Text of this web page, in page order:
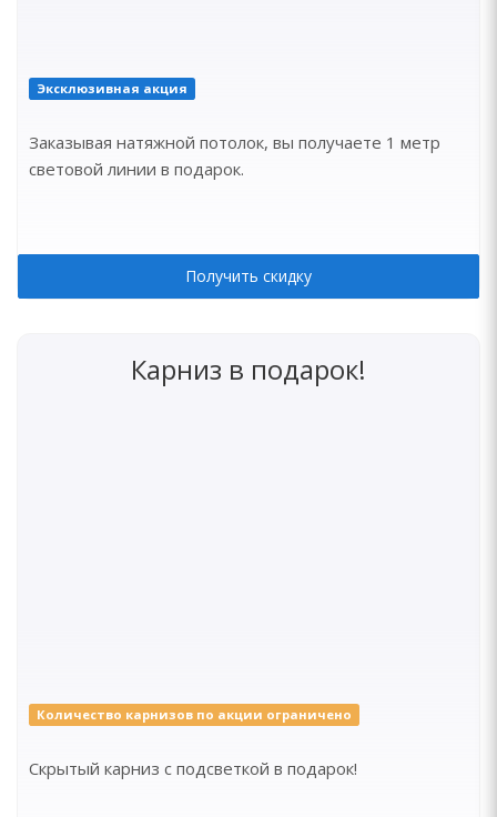
Эксклюзивная акция
Заказывая натяжной потолок, вы получаете 1 метр
световой линии в подарок.
Получить скидку
Карниз в подарок!
Количество карнизов по акции ограничено
Скрытый карниз с подсветкой в подарок!